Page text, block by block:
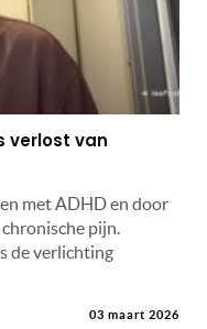
verlost van
met ADHD en door
pijn.
de verlichting
03 maart 2026